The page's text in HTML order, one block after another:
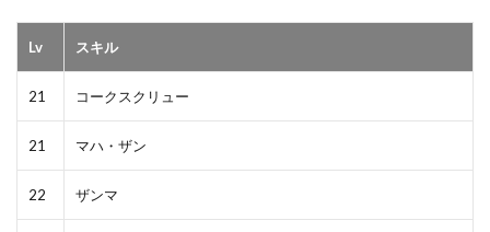
Lv スキル
21 コークスクリュー
21 マハ・ザン
22 ザンマ